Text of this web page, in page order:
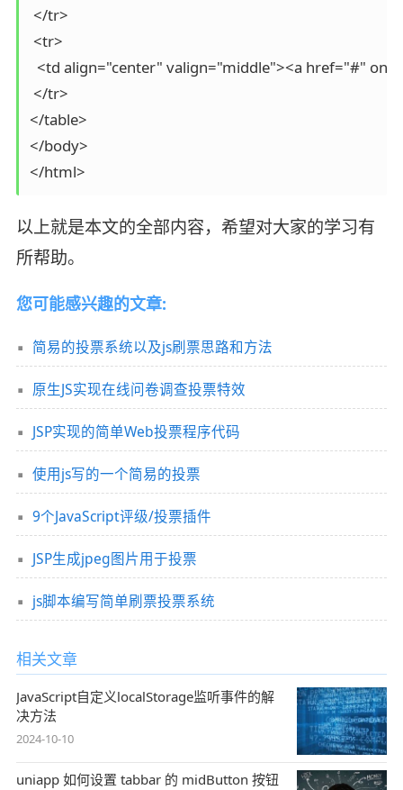
</tr>
<tr>
<td align="center" valign="middle"><a href="#"
</tr>
</table>
</body>
以上就是本文的全部内容，希望对大家的学习有
所帮助。
您可能感兴趣的文章:
简易的投票系统以及js刷票思路和方法
原生JS实现在线问卷调查投票特效
JSP实现的简单Web投票程序代码
使用js写的一个简易的投票
9个JavaScript评级/投票插件
JSP生成jpeg图片用于投票
js脚本编写简单刷票投票系统
相关文章
JavaScript自定义localStorage监听事件的解
决方法
2024-10-10
uniapp 如何设置 tabbar 的 midButton 按钮